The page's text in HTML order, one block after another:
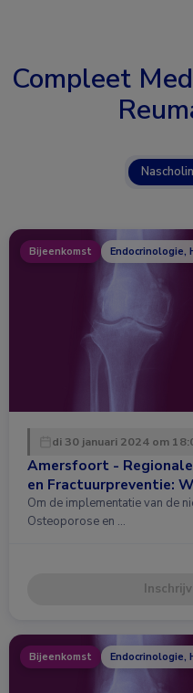
Compleet
Bijeenkomst Endocrinologie,
di 30 januari 2024 om
Amersfoort -
en Fractuurpreventie:
Om de implementatie van de
Osteoporose en …
Bijeenkomst Endocrinologie,